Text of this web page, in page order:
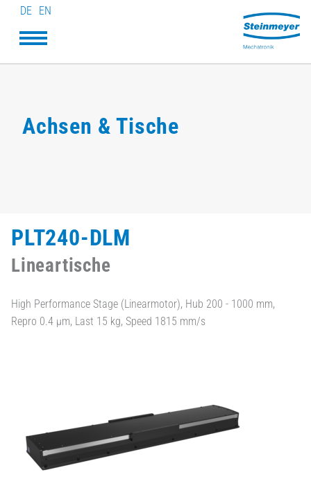
DE EN
Achsen & Tische
PLT240-DLM
Lineartische
High Performance Stage (Linearmotor), Hub 200 - 1000 mm,
Repro 0.4 µm, Last 15 kg, Speed 1815 mm/s